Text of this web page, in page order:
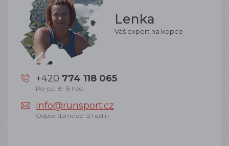
Lenka
Váš expert na kopce
+420 774 118 065
Po–pá: 8–15 hod.
info@runsport.cz
Odpovídáme do 12 hodin